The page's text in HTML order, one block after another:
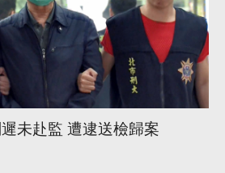
未赴監 遭逮送檢歸案